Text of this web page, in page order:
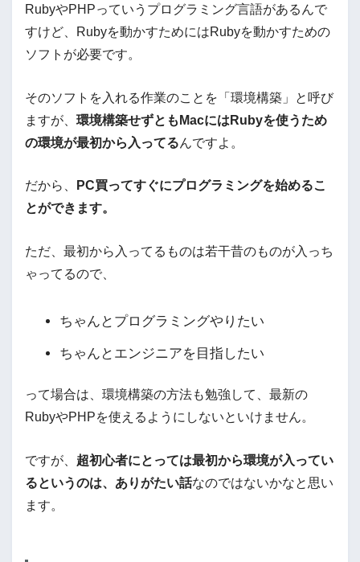
RubyやPHPっていうプログラミング言語があるんで
すけど、Rubyを動かすためにはRubyを動かすための
ソフトが必要です。
そのソフトを入れる作業のことを「環境構築」と呼び
ますが、 環境構築せずともMacにはRubyを使うため
の環境が最初から入ってるんですよ。
だから、
PC買ってすぐにプログラミングを始めるこ
とができます。
ただ、最初から入ってるものは若干昔のものが入っち
ゃってるので、
ちゃんとプログラミングやりたい
ちゃんとエンジニアを目指したい
って場合は、環境構築の方法も勉強して、最新の
RubyやPHPを使えるようにしないといけません。
ですが、 超初心者にとっては最初から環境が入ってい
るというのは、ありがたい話なのではないかなと思い
ます。